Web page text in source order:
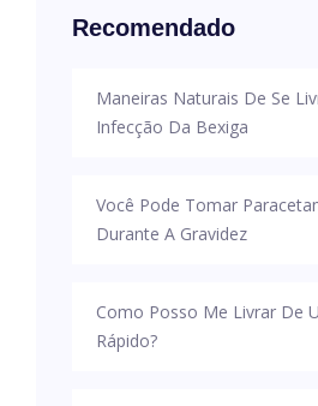
Recomendado
Maneiras Naturais De Se
Infecção Da Bexiga
Você Pode Tomar
Durante A Gravidez
Como Posso Me Livrar De
Rápido?